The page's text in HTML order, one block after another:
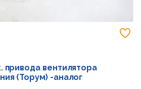
привода вентилятора
(Торум) -аналог